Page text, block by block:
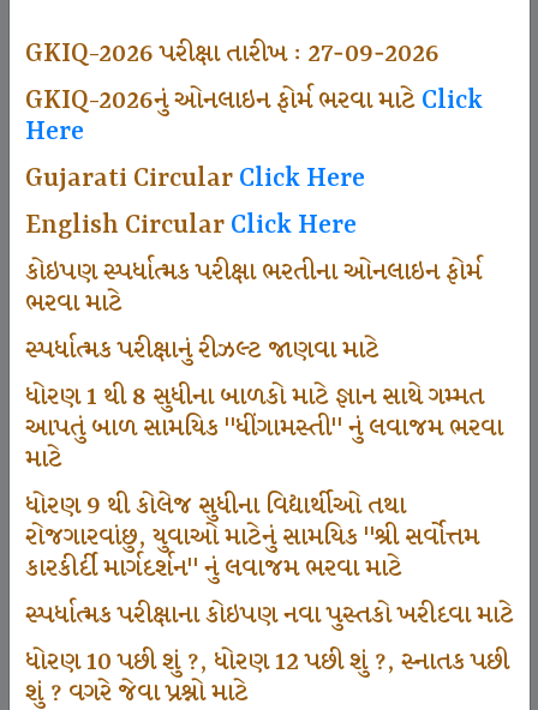
GKIQ-2026 પરીક્ષા તારીખ : 27-09-2026
GKIQ-2026નું ઓનલાઇન ફોર્મ ભરવા માટેClick
Here
Gujarati CircularClick Here
English CircularClick Here
કોઇપણ સ્પર્ધાત્મક પરીક્ષા ભરતીના ઓનલાઇન ફોર્મ
ભરવા માટે
સ્પર્ધાત્મક પરીક્ષાનું રીઝલ્ટ જાણવા માટે
ધોરણ 1 થી 8 સુધીના બાળકો માટે જ્ઞાન સાથે ગમ્મત
આપતું બાળ સામયિક "ધીંગામસ્તી" નું લવાજમ ભરવા
માટે
ધોરણ 9 થી કોલેજ સુધીના વિદ્યાર્થીઓ તથા
રોજગારવાંછુ, યુવાઓ માટેનું સામયિક "શ્રી સર્વોત્તમ
કારકીર્દી માર્ગદર્શન" નું લવાજમ ભરવા માટે
સ્પર્ધાત્મક પરીક્ષાના કોઇપણ નવા પુસ્તકો ખરીદવા માટે
ધોરણ 10 પછી શું ?, ધોરણ 12 પછી શું ?, સ્નાતક પછી
શું ? વગરે જેવા પ્રશ્નો માટે
497
666
Sarvottam Karkirdi Subscripton
1000
Participate School In GKIQ
125000